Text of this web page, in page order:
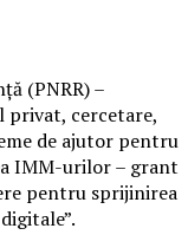
(PNRR) –
privat, cercetare,
de ajutor pentru
IMM-urilor – grant
pentru sprijinirea